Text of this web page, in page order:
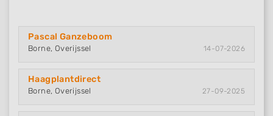
Pascal Ganzeboom
Borne, Overijssel 14-07-2026
Haagplantdirect
Borne, Overijssel 27-09-2025